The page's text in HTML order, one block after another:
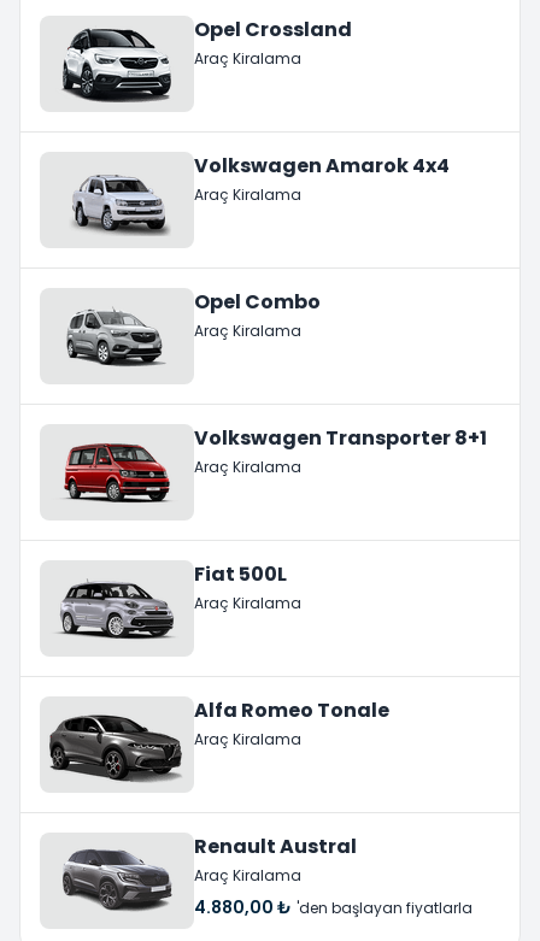
Opel Crossland
Araç Kiralama
Volkswagen Amarok 4x4
Araç Kiralama
Opel Combo
Araç Kiralama
Volkswagen Transporter 8+1
Araç Kiralama
Fiat 500L
Araç Kiralama
Alfa Romeo Tonale
Araç Kiralama
Renault Austral
Araç Kiralama
4.880,00 ₺ 'den başlayan fiyatlarla